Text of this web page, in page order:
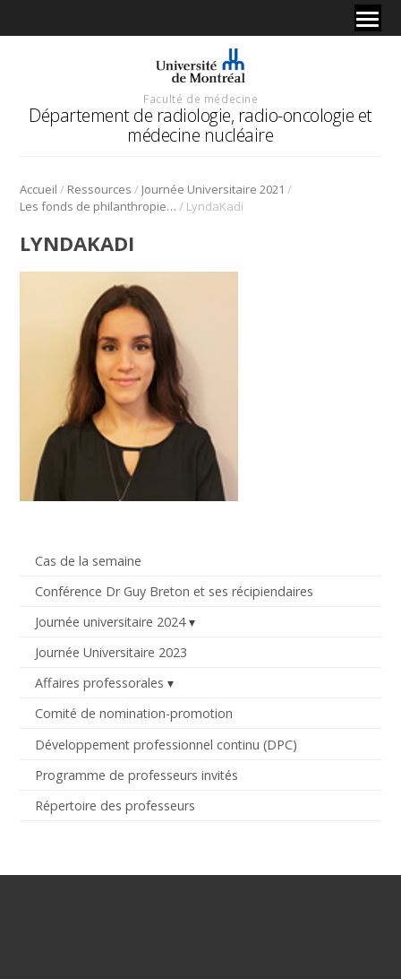
Faculté de médecine
Département de radiologie, radio-oncologie et
médecine nucléaire
Accueil / Ressources / Journée Universitaire 2021 /
Les fonds de philanthropie au département / LyndaKadi
Cas de la semaine
Conférence Dr Guy Breton et ses récipiendaires
Journée universitaire 2024
Journée Universitaire 2023
Affaires professorales
Comité de nomination-promotion
Développement professionnel continu (DPC)
Programme de professeurs invités
Répertoire des professeurs
LYNDAKADI